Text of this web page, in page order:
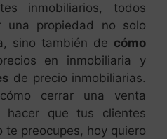
inmobiliarios, todos
una propiedad no solo
sino también de cómo
en inmobiliaria y
de precio inmobiliarias.
cerrar una venta
hacer que tus clientes
preocupes, hoy quiero